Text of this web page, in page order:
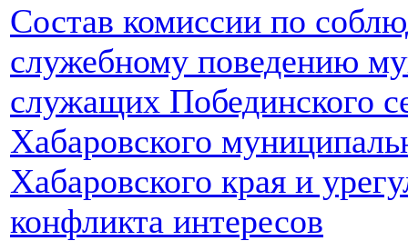
Состав комиссии по
служебному поведению
служащих Побединского
Хабаровского
Хабаровского края и
конфликта интересов